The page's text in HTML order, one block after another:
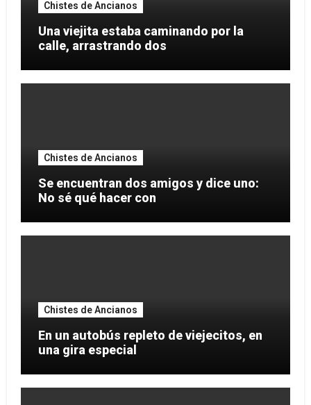
Chistes de Ancianos
Una viejita estaba caminando por la
calle, arrastrando dos
Chistes de Ancianos
Se encuentran dos amigos y dice uno:
No sé qué hacer con
Chistes de Ancianos
En un autobús repleto de viejecitos, en
una gira especial